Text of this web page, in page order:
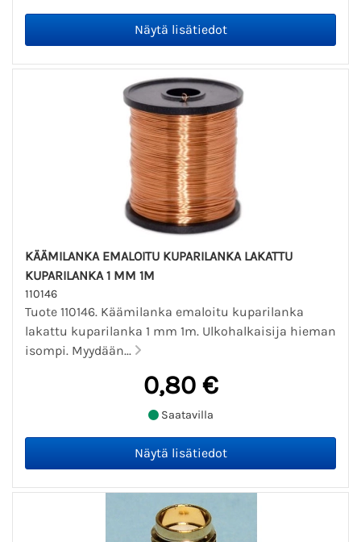
KÄÄMILANKA EMALOITU KUPARILANKA LAKATTU
KUPARILANKA 1 MM 1M
110146
Tuote 110146. Käämilanka emaloitu kuparilanka
lakattu kuparilanka 1 mm 1m. Ulkohalkaisija hieman
isompi. Myydään...
0,80 €
Saatavilla